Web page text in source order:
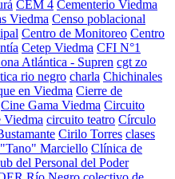
CEM 4 Cementerio Viedma
Viedma Censo poblacional
Centro de Monitoreo Centro
Cetep Viedma CFI N°1
Atlántica - Supren cgt zo
rio negro charla Chichinales
en Viedma Cierre de
Cine Gama Viedma Circuito
Viedma circuito teatro Círculo
Cirilo Torres clases
Marciello Clínica de
del Personal del Poder